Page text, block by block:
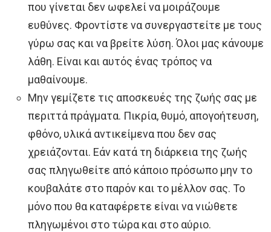
που γίνεται δεν ωφελεί να μοιράζουμε
ευθύνες. Φροντίστε να συνεργαστείτε με τους
γύρω σας και να βρείτε λύση. Όλοι μας κάνουμε
λάθη. Είναι και αυτός ένας τρόπος να
μαθαίνουμε.
Μην γεμίζετε τις αποσκευές της ζωής σας με
περιττά πράγματα. Πικρία, θυμό, απογοήτευση,
φθόνο, υλικά αντικείμενα που δεν σας
χρειάζονται. Εάν κατά τη διάρκεια της ζωής
σας πληγωθείτε από κάποιο πρόσωπο μην το
κουβαλάτε στο παρόν και το μέλλον σας. Το
μόνο που θα καταφέρετε είναι να νιώθετε
πληγωμένοι στο τώρα και στο αύριο.